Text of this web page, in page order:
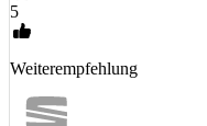
5
Weiterempfehlung